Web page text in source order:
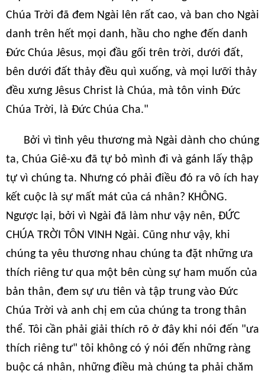
Chúa Trời đã đem Ngài lên rất cao, và ban cho Ngài
danh trên hết mọi danh, hầu cho nghe đến danh
Đức Chúa Jêsus, mọi đầu gối trên trời, dưới đất,
bên dưới đất thảy đều quì xuống, và mọi lưỡi thảy
đều xưng Jêsus Christ là Chúa, mà tôn vinh Đức
Chúa Trời, là Đức Chúa Cha."
Bởi vì tình yêu thương mà Ngài dành cho chúng
ta, Chúa Giê-xu đã tự bỏ mình đi và gánh lấy thập
tự vì chúng ta. Nhưng có phải điều đó ra vô ích hay
kết cuộc là sự mất mát của cá nhân? KHÔNG.
Ngược lại, bởi vì Ngài đã làm như vậy nên, ĐỨC
CHÚA TRỜI TÔN VINH Ngài. Cũng như vậy, khi
chúng ta yêu thương nhau chúng ta đặt những ưa
thích riêng tư qua một bên cùng sự ham muốn của
bản thân, đem sự ưu tiên và tập trung vào Đức
Chúa Trời và anh chị em của chúng ta trong thân
thể. Tôi cần phải giải thích rõ ở đây khi nói đến "ưa
thích riêng tư" tôi không có ý nói đến những ràng
buộc cá nhân, những điều mà chúng ta phải chăm